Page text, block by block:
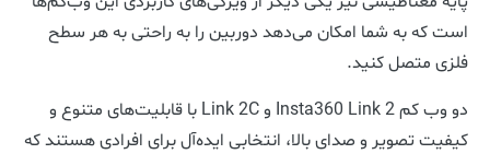
است که به شما امکان می‌دهد دوربین را به راحتی به هر سطح
فلزی متصل کنید.
دو وب کم Insta360 Link 2 و Link 2C با قابلیت‌های متنوع و
کیفیت تصویر و صدای بالا، انتخابی ایده‌آل برای افرادی هستند که